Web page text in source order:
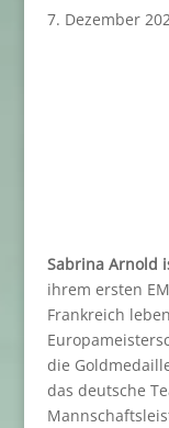
7. Dezember
Sabrina Arnold
ihrem ersten
Frankreich
die
das deutsche